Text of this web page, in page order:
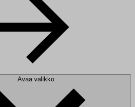
Avaa valikko